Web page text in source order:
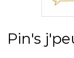
Pin's